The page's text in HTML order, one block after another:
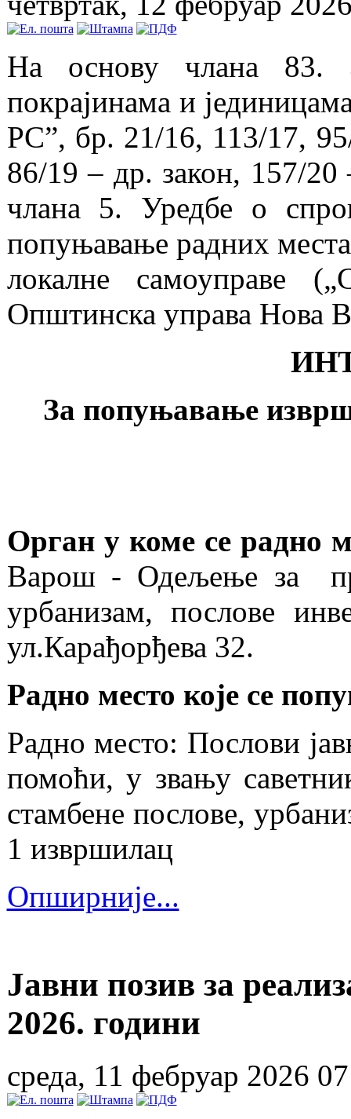
На основу члана 83.
покрајинама и
РС”, бр. 21/16, 113/17,
86/19 – др. закон, 157/
члана 5. Уредбе о
попуњавање радних
локалне самоуправе
Општинска управа Нова
За попуњавање
Орган у коме се радно
Варош - Одељење за
урбанизам, послове
ул.Карађорђева 32.
Радно место које се
Радно место: Послови
помоћи, у звању
стамбене послове,
1 извршилац
Опширније...
Јавни позив за
2026. години
среда, 11 фебруар 2026